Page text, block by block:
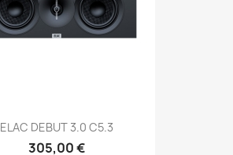
ELAC DEBUT 3.0 C5.3
305,00 €